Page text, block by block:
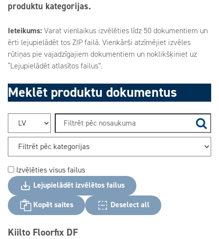
produktu kategorijas.
Ieteikums: Varat vienlaikus izvēlēties līdz 50 dokumentiem un
ērti lejupielādēt tos ZIP failā. Vienkārši atzīmējiet izvēles
rūtiņas pie vajadzīgajiem dokumentiem un noklikšķiniet uz
“Lejupielādēt atlasītos failus”.
Meklēt produktu dokumentus
Izvēlēties visus failus
Lejupielādēt izvēlētos failus
Kopēt saites
Deselect all
Kiilto Floorfix DF